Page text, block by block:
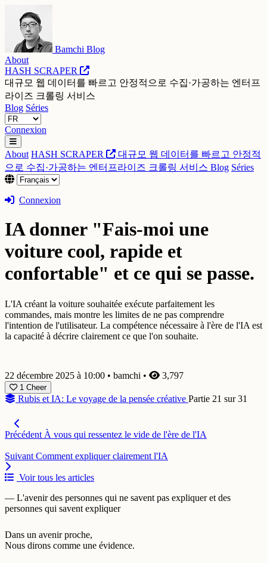
Bamchi Blog
About
HASH SCRAPER
대규모 웹 데이터를 빠르고 안정적으로 수집·가공하는 엔터프
라이즈 크롤링 서비스
Blog Séries
Connexion
About HASH SCRAPER
대규모 웹 데이터를 빠르고 안정적
으로 수집·가공하는 엔터프라이즈 크롤링 서비스 Blog Séries
Connexion
IA donner "Fais-moi une
voiture cool, rapide et
confortable" et ce qui se passe.
L'IA créant la voiture souhaitée exécute parfaitement les
commandes, mais montre les limites de ne pas comprendre
l'intention de l'utilisateur. La compétence nécessaire à l'ère de l'IA est
la capacité à décrire clairement ce que l'on souhaite.
22 décembre 2025 à 10:00 • bamchi • 3,797
1 Cheer
Rubis et IA: Le voyage de la pensée créative Partie 21 sur 31
Précédent À vous qui ressentez le vide de l'ère de l'IA
Suivant Comment expliquer clairement l'IA
Voir tous les articles
— L'avenir des personnes qui ne savent pas expliquer et des
personnes qui savent expliquer
Dans un avenir proche,
Nous dirons comme une évidence.